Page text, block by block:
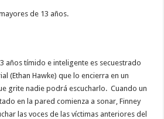
de 13 años.
años tímido e inteligente es secuestrado
(Ethan Hawke) que lo encierra en un
grite nadie podrá escucharlo. Cuando un
en la pared comienza a sonar, Finney
las voces de las víctimas anteriores del